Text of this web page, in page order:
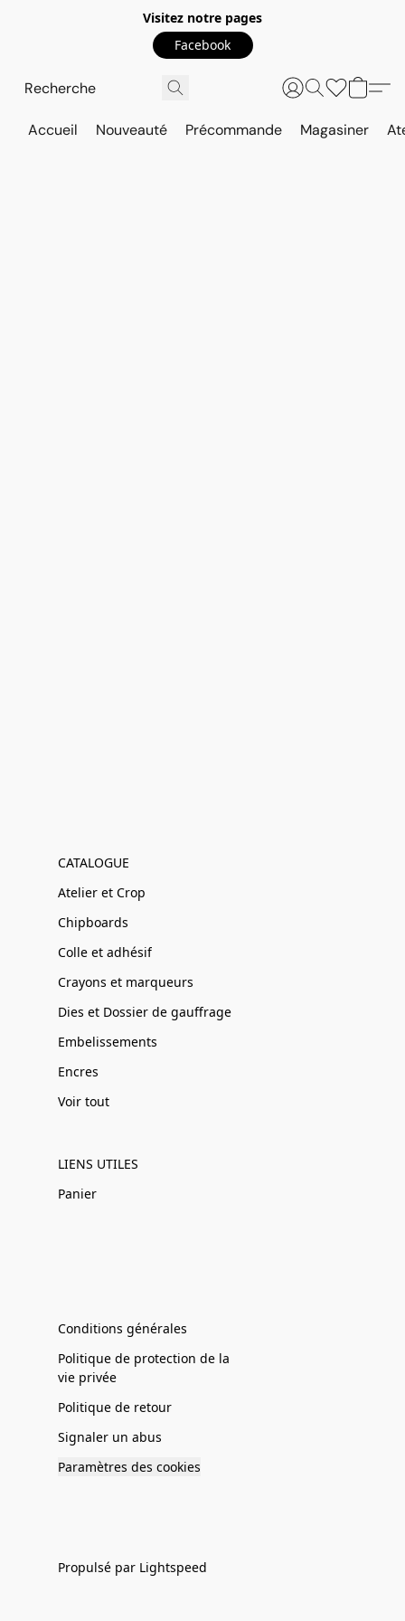
Visitez notre pages
Facebook
Accueil Nouveauté Précommande Magasiner
CATALOGUE
Atelier et Crop
Chipboards
Colle et adhésif
Crayons et marqueurs
Dies et Dossier de gauffrage
Embelissements
Encres
Voir tout
LIENS UTILES
Panier
Conditions générales
Politique de protection de la
vie privée
Politique de retour
Signaler un abus
Paramètres des cookies
Propulsé par Lightspeed